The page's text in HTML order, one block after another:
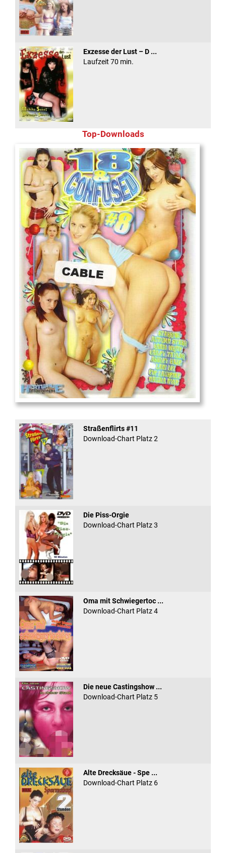
Exzesse der Lust – D ...
Laufzeit 70 min.
Top-Downloads
And Confused #8 - ...
Straßenflirts #11
Download-Chart Platz 2
Die Piss-Orgie
Download-Chart Platz 3
Oma mit Schwiegertoc ...
Download-Chart Platz 4
Die neue Castingshow ...
Download-Chart Platz 5
Alte Drecksäue - Spe ...
Download-Chart Platz 6